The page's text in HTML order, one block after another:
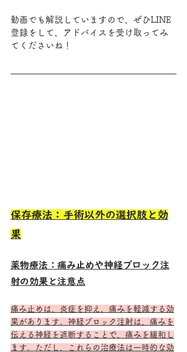
動画でも解説していますので、ぜひLINE
登録をして、アドバイスを受け取ってみ
てくださいね！
保存療法：手術以外の選択肢と効
果
薬物療法：痛み止めや神経ブロック注
射の効果と注意点
痛み止めは、炎症を抑え、痛みを軽減する効
果があります。神経ブロック注射は、痛みを
伝える神経を遮断することで、痛みを緩和し
ます。ただし、これらの治療法は一時的な効